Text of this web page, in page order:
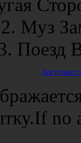
Муз
Поезд
Доступно